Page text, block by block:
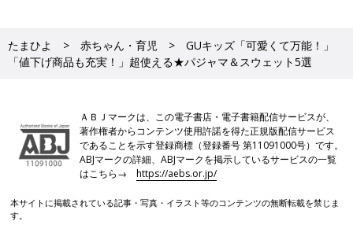
たまひよ 赤ちゃん・育児
GUキッズ「可愛くて万能！」
「値下げ商品も充実！」超使える★パジャマ＆スウェット5選
ＡＢＪマークは、この電子書店・電子書籍配信サービスが、
著作権者からコンテンツ使用許諾を得た正規版配信サービス
であることを示す登録商標（登録番号 第11091000号）です。
ABJマークの詳細、ABJマークを掲示しているサービスの一覧
はこちら→https://aebs.or.jp/
本サイトに掲載されている記事・写真・イラスト等のコンテンツの無断転載を禁じま
す。